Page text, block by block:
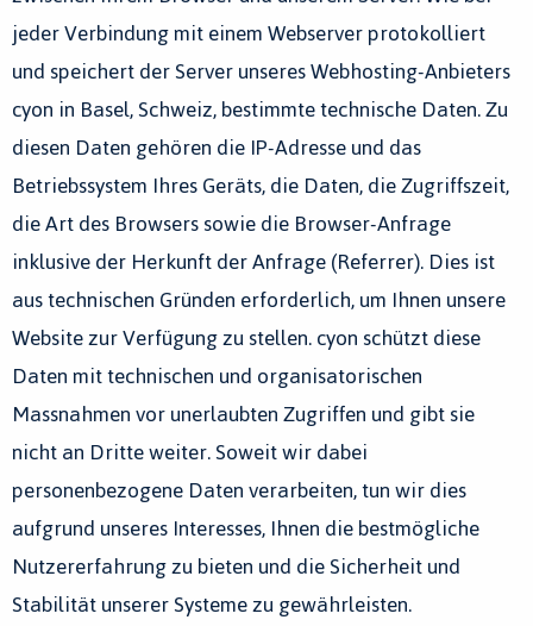
jeder Verbindung mit einem Webserver protokolliert
und speichert der Server unseres Webhosting-Anbieters
cyon in Basel, Schweiz, bestimmte technische Daten. Zu
diesen Daten gehören die IP-Adresse und das
Betriebssystem Ihres Geräts, die Daten, die Zugriffszeit,
die Art des Browsers sowie die Browser-Anfrage
inklusive der Herkunft der Anfrage (Referrer). Dies ist
aus technischen Gründen erforderlich, um Ihnen unsere
Website zur Verfügung zu stellen. cyon schützt diese
Daten mit technischen und organisatorischen
Massnahmen vor unerlaubten Zugriffen und gibt sie
nicht an Dritte weiter. Soweit wir dabei
personenbezogene Daten verarbeiten, tun wir dies
aufgrund unseres Interesses, Ihnen die bestmögliche
Nutzererfahrung zu bieten und die Sicherheit und
Stabilität unserer Systeme zu gewährleisten.